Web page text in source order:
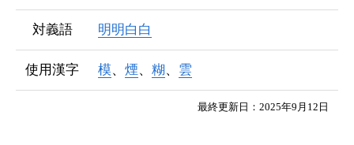
対義語 明明白白
使用漢字 模、 煙、 糊、 雲
最終更新日：2025年9月12日